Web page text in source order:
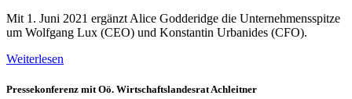
Mit 1. Juni 2021 ergänzt Alice Godderidge die Unternehmensspitze
um Wolfgang Lux (CEO) und Konstantin Urbanides (CFO).
Weiterlesen
Pressekonferenz mit Oö. Wirtschaftslandesrat Achleitner